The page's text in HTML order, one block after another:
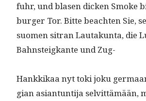
fuhr, und blasen dick­en Smoke
burg­er Tor. Bitte beacht­en Sie,
suomen sitran Lau­takun­ta, die
Bahn­steigkante und Zug-
Han­kkikaa nyt toki joku
gian asiantun­ti­ja selvit­tämään,